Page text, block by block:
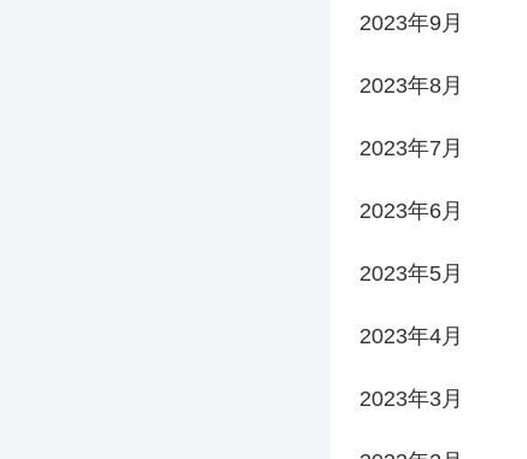
2023年9月
2023年8月
2023年7月
2023年6月
2023年5月
2023年4月
2023年3月